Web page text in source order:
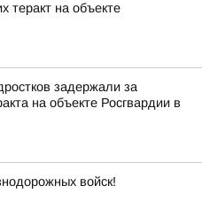
теракт на объекте
задержали за
на объекте Росгвардии в
войск!